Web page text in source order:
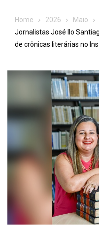
Home 2026 Maio
Jornalistas José Ilo
de crônicas literárias no